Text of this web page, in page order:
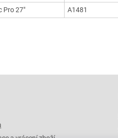
Pro 27"
A1481